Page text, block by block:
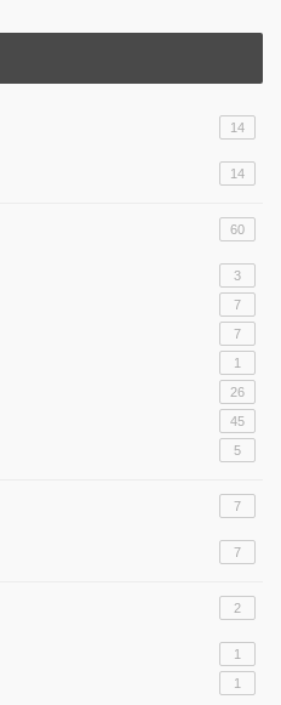
14
14
60
3
7
7
1
26
45
5
7
7
2
1
1